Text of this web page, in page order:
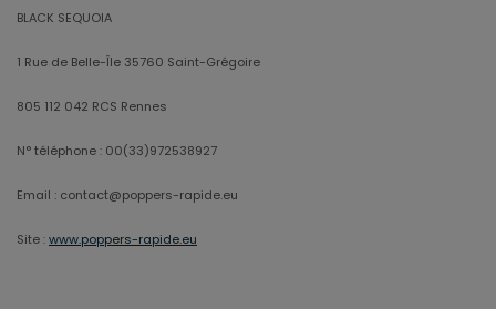
BLACK SEQUOIA
1 Rue de Belle-Île 35760 Saint-Grégoire
805 112 042 RCS Rennes
N° téléphone : 00(33)972538927
Email : contact@poppers-rapide.eu
Site :www.poppers-rapide.eu